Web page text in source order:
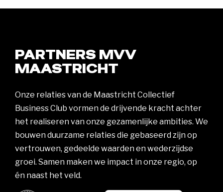
PARTNERS MVV
MAASTRICHT
Onze relaties van de Maastricht Collectief
Business Club vormen de drijvende kracht achter
het realiseren van onze gezamenlijke ambities. We
bouwen duurzame relaties die gebaseerd zijn op
vertrouwen, gedeelde waarden en wederzijdse
groei. Samen maken we impact in onze regio, op
én naast het veld.